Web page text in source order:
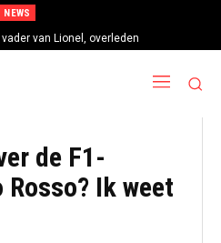
NEWS
van Lionel, overleden
de F1-
Ik weet